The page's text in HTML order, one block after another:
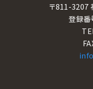
〒811-3207
登録